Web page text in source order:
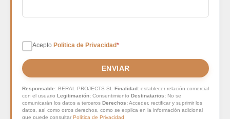
Acepto Politica de Privacidad*
ENVIAR
Responsable: BERAL PROJECTS SL Finalidad: establecer relación comercial
con el usuario Legitimación: Consentimiento Destinatarios: No se
comunicarán los datos a terceros Derechos:Acceder, rectificar y suprimir los
datos, así como otros derechos, como se explica en la información adicional
que puede consultar Política de Privacidad